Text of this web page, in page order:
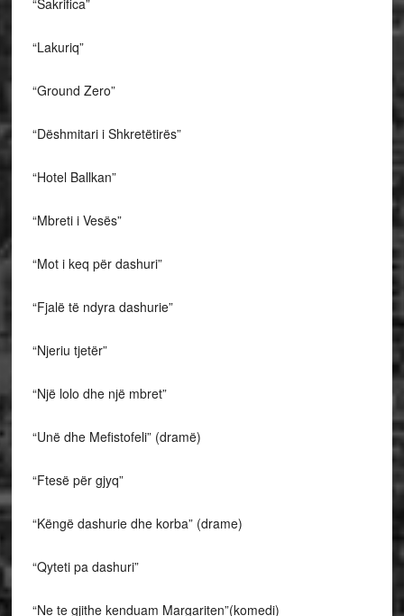
“Sakrifica”
“Lakuriq”
“Ground Zero”
“Dëshmitari i Shkretëtirës”
“Hotel Ballkan”
“Mbreti i Vesës”
“Mot i keq për dashuri”
“Fjalë të ndyra dashurie”
“Njeriu tjetër”
“Një lolo dhe një mbret”
“Unë dhe Mefistofeli” (dramë)
“Ftesë për gjyq”
“Këngë dashurie dhe korba” (drame)
“Qyteti pa dashuri”
“Ne te gjithe kenduam Margariten”(komedi)